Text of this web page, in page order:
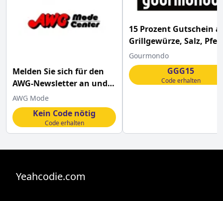
Melden Sie sich für den
AWG-Newsletter an und
sichern Sie sich 10%
Rabatt
AWG Mode
Kein Code nötig
Code erhalten
15 Prozent Gutschein
Grillgewürze, Salz,
und Salatdressings bei
Gourmondo
Gourmondo
GGG15
Code erhalten
Yeahcodie.com